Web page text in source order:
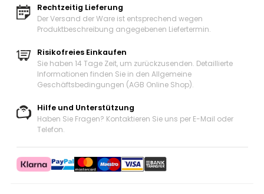
Rechtzeitig Lieferung
Der Versand der Ware ist entsprechend wegen
Produktbeschreibung angegebenen Liefertermin.
Risikofreies Einkaufen
Sie haben 14 Tage Zeit, um zurückzusenden. Detaillierte
Informationen finden Sie in den Allgemeine
Geschäftsbedingungen (AGB Online Shop).
Hilfe und Unterstützung
Haben Sie Fragen? Kontaktieren Sie uns per E-Mail oder
Telefon.